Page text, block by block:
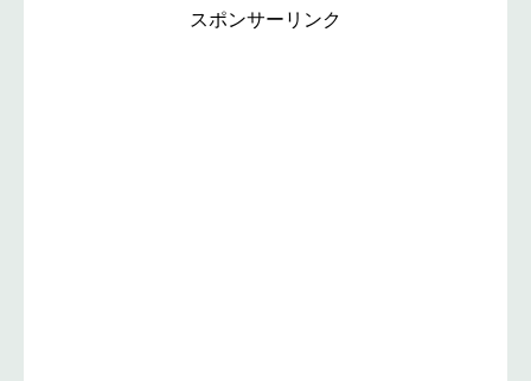
スポンサーリンク